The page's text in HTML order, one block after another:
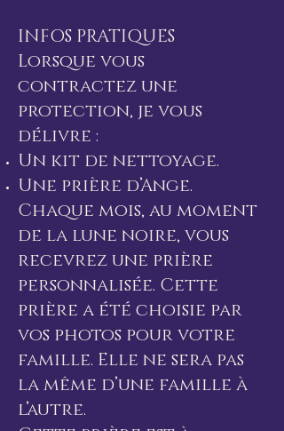
INFOS PRATIQUES
Lorsque vous
contractez une
protection, je vous
délivre :
Un kit de nettoyage.
Une prière d’Ange.
Chaque mois, au moment
de la lune noire, vous
recevrez une prière
personnalisée. Cette
prière a été choisie par
vos photos pour votre
famille. Elle ne sera pas
la même d’une famille à
l’autre.